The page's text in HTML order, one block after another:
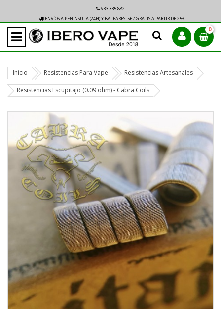
633 335 882
ENVÍOS A PENÍNSULA (24H) Y BALEARES: 5€ / GRATIS A PARTIR DE 25€
0
Inicio Resistencias Para Vape Resistencias Artesanales
Resistencias Escupitajo (0.09 ohm) - Cabra Coils